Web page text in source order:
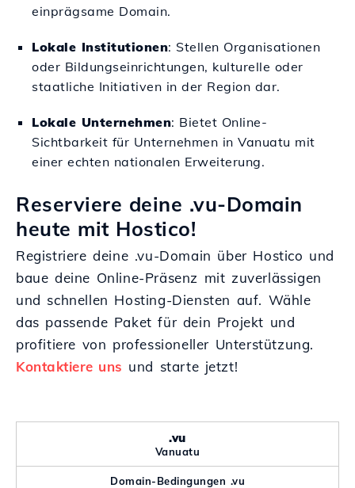
einprägsame Domain.
Lokale Institutionen: Stellen Organisationen
oder Bildungseinrichtungen, kulturelle oder
staatliche Initiativen in der Region dar.
Lokale Unternehmen: Bietet Online-
Sichtbarkeit für Unternehmen in Vanuatu mit
einer echten nationalen Erweiterung.
Reserviere deine .vu-Domain
heute mit Hostico!
Registriere deine .vu-Domain über Hostico und
baue deine Online-Präsenz mit zuverlässigen
und schnellen Hosting-Diensten auf. Wähle
das passende Paket für dein Projekt und
profitiere von professioneller Unterstützung.
Kontaktiere uns und starte jetzt!
.vu
Vanuatu
Domain-Bedingungen .vu